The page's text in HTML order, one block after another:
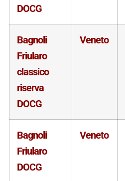
DOCG
Bagnoli
Friularo
classico
riserva
DOCG
Veneto
Bagnoli
Friularo
DOCG
Veneto